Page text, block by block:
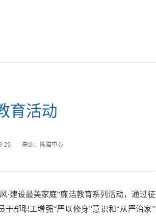
育活动
29 来源： 熊猫中心
·建设最美家庭”廉洁教育系列活动，通过征
部职工增强“严以修身”意识和“从严治家”